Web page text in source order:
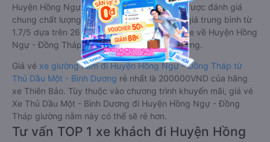
Huyện Hồng Ngự - Đồng Tháp giường nằm được đánh giá
chung chất lượng Trung bình với điểm đánh giá trung bình từ
1.7/5 dựa trên 26 phản hồi của hành khách Xe về Huyện Hồng
Ngự - Đồng Tháp từ Thủ Dầu Một - Bình Dương.
Giá vé xe giường nằm đi Huyện Hồng Ngự - Đồng Tháp từ
Thủ Dầu Một - Bình Dương rẻ nhất là 200000VND của hãng
xe Thiên Bảo. Tùy thuộc vào chương trình khuyến mãi, giá vé
Xe Thủ Dầu Một - Bình Dương đi Huyện Hồng Ngự - Đồng
Tháp giường nằm này có thể sẽ rẻ hơn.
Tư vấn TOP 1 xe khách đi Huyện Hồng